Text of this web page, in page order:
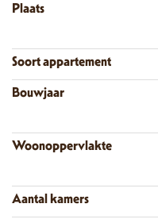
Plaats
Soort appartement
Bouwjaar
Woonoppervlakte
Aantal kamers